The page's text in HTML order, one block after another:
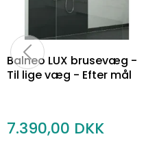
Balneo LUX brusevæg -
Til lige væg - Efter mål
7.390,00